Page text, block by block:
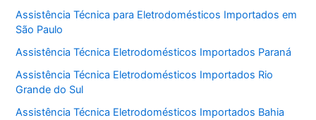
Assistência Técnica para Eletrodomésticos Importados em
São Paulo
Assistência Técnica Eletrodomésticos Importados Paraná
Assistência Técnica Eletrodomésticos Importados Rio
Grande do Sul
Assistência Técnica Eletrodomésticos Importados Bahia